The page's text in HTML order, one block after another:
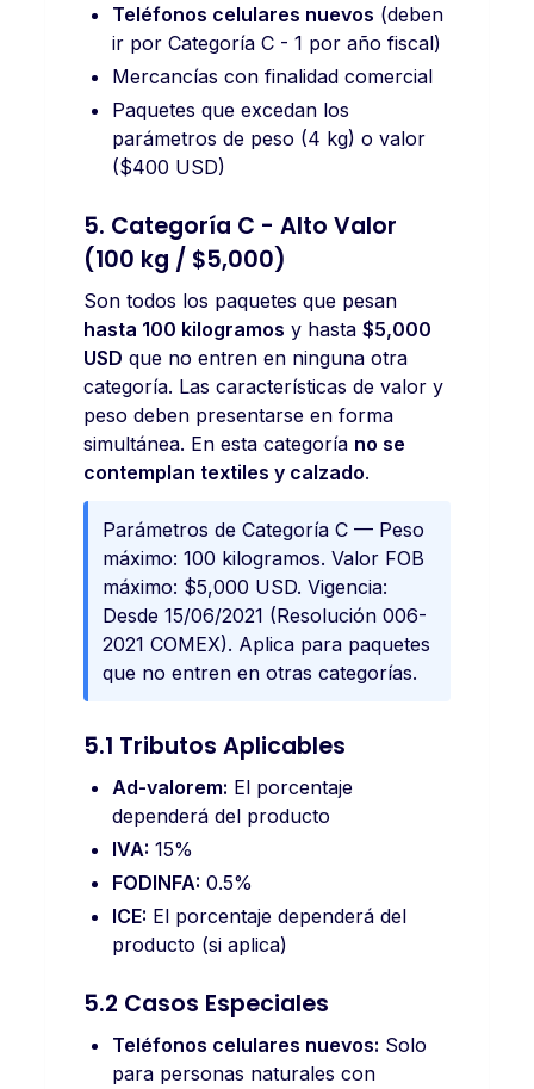
Teléfonos celulares nuevos (deben
ir por Categoría C - 1 por año fiscal)
Mercancías con finalidad comercial
Paquetes que excedan los
parámetros de peso (4 kg) o valor
($400 USD)
5. Categoría C - Alto Valor
(100 kg / $5,000)
Son todos los paquetes que pesan
hasta 100 kilogramos y hasta$5,000
USD que no entren en ninguna otra
categoría. Las características de valor y
peso deben presentarse en forma
simultánea. En esta categoría no se
contemplan textiles y calzado.
Parámetros de Categoría C — Peso
máximo: 100 kilogramos. Valor FOB
máximo: $5,000 USD. Vigencia:
Desde 15/06/2021 (Resolución 006-
2021 COMEX). Aplica para paquetes
que no entren en otras categorías.
5.1 Tributos Aplicables
Ad-valorem: El porcentaje
dependerá del producto
IVA: 15%
FODINFA: 0.5%
ICE: El porcentaje dependerá del
producto (si aplica)
5.2 Casos Especiales
Teléfonos celulares nuevos: Solo
para personas naturales con